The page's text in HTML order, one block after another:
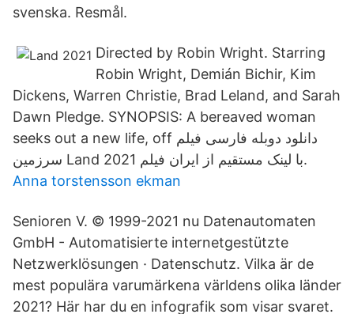
svenska. Resmål.
Directed by Robin Wright. Starring
Robin Wright, Demián Bichir, Kim
Dickens, Warren Christie, Brad Leland, and Sarah
Dawn Pledge. SYNOPSIS: A bereaved woman
seeks out a new life, off دانلود دوبله فارسی فیلم
سرزمین Land 2021 با لینک مستقیم از ایران فیلم.
Anna torstensson ekman
Senioren V. © 1999-2021 nu Datenautomaten
GmbH - Automatisierte internetgestützte
Netzwerklösungen · Datenschutz. Vilka är de
mest populära varumärkena världens olika länder
2021? Här har du en infografik som visar svaret.